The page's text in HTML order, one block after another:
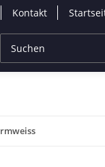
Kontakt
Leuchtmittel